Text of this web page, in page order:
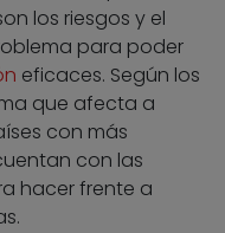
los riesgos y el
para poder
eficaces. Según los
que afecta a
con más
con las
hacer frente a